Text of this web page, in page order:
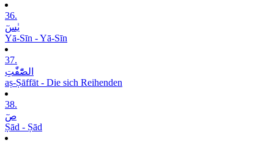
36.
یٰسٓ
Yā-Sīn - Yā-Sīn
37.
الصّٰٓفّٰتِ
aṣ-Ṣāffāt - Die sich Reihenden
38.
صٓ
Ṣād - Ṣād